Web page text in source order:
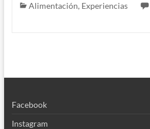
Alimentación, Experiencias
Facebook
Instagram